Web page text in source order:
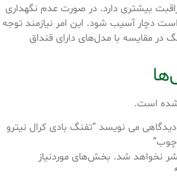
بیشتری دارد. در صورت عدم نگهداری
دچار آسیب شود. این امر نیازمند توجه
در مقایسه با مدل‌های دارای قنداق
است.
می نویسد “تفنگ بادی کرال نیترو
نخواهد شد. بخش‌های موردنیاز